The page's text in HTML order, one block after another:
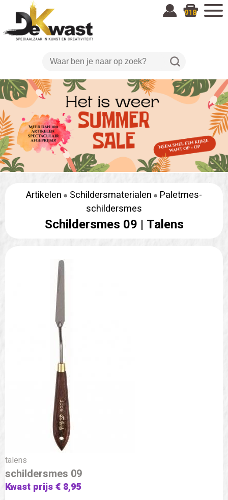
918
Artikelen Schildersmaterialen
Paletmes-
schildersmes
Schildersmes 09 | Talens
talens
schildersmes 09
Kwast prijs € 8,95